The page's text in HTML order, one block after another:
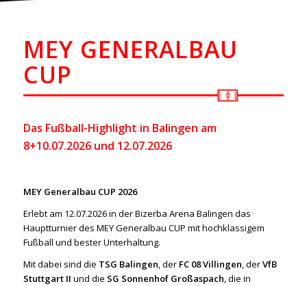
MEY GENERALBAU
CUP
Das Fußball-Highlight in Balingen am
8+10.07.2026 und 12.07.2026
MEY Generalbau CUP 2026
Erlebt am 12.07.2026 in der Bizerba Arena Balingen das
Hauptturnier des MEY Generalbau CUP mit hochklassigem
Fußball und bester Unterhaltung.
Mit dabei sind die TSG Balingen, der FC 08 Villingen, derVfB
Stuttgart II und die SG Sonnenhof Großaspach, die in